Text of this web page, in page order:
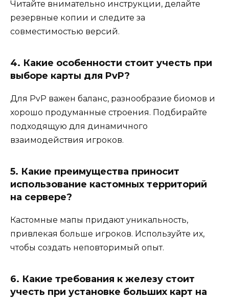
Читайте внимательно инструкции, делайте
резервные копии и следите за
совместимостью версий.
4. Какие особенности стоит учесть при
выборе карты для PvP?
Для PvP важен баланс, разнообразие биомов и
хорошо продуманные строения. Подбирайте
подходящую для динамичного
взаимодействия игроков.
5. Какие преимущества приносит
использование кастомных территорий
на сервере?
Кастомные мапы придают уникальность,
привлекая больше игроков. Используйте их,
чтобы создать неповторимый опыт.
6. Какие требования к железу стоит
учесть при установке больших карт на